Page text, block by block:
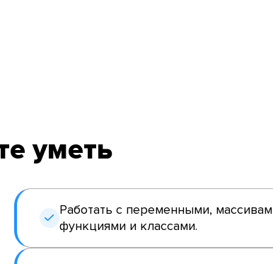
уметь
Работать с переменными,
функциями и классами.